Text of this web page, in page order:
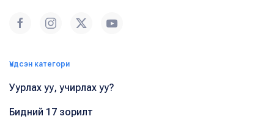
Үндсэн категори
Уурлах уу, учирлах уу?
Бидний 17 зорилт